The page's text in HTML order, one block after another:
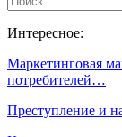
Интересное:
Маркетинговая
потребителей…
Преступление и